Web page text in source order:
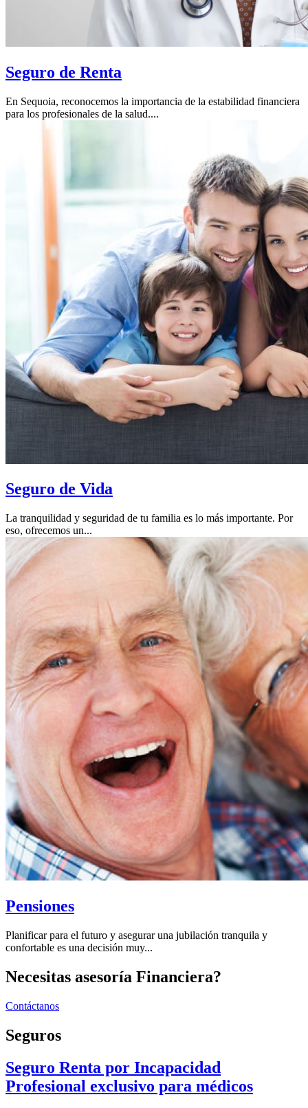
Seguro de Renta
En Sequoia, reconocemos la importancia de la estabilidad financiera
para los profesionales de la salud....
Seguro de Vida
La tranquilidad y seguridad de tu familia es lo más importante. Por
eso, ofrecemos un...
Pensiones
Planificar para el futuro y asegurar una jubilación tranquila y
confortable es una decisión muy...
Necesitas asesoría Financiera?
Contáctanos
Seguros
Seguro Renta por Incapacidad
Profesional exclusivo para médicos